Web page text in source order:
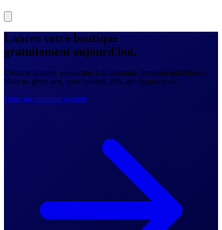
Lancez votre boutique
gratuitement aujourd'hui.
Création gratuite, production à la demande, livraison individuelle.
Vous ne gérez rien, vous touchez 20% sur chaque vente.
Créer ma boutique gratuite